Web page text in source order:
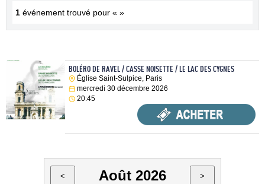
1 événement trouvé pour « »
BOLÉRO DE RAVEL / CASSE NOISETTE / LE LAC DES CYGNES
Église Saint-Sulpice, Paris
mercredi 30 décembre 2026
20:45
< Août 2026 >